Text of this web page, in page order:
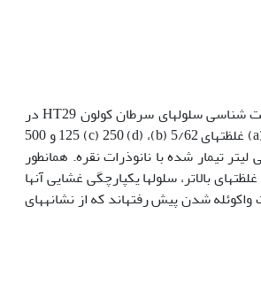
شکل3: تغییرات ریخت شناسی سلول‫های سرطان کولون HT29 در
پلیت‫های گروه کنترل (a) غلظت‫های 5/62 (b)، 125 (c) 250 (d) و 500
(e) میکروگرم بر میلی لیتر تیمار شده با نانوذرات نقره. همان‫طور
که مشخص است، در غلظت‫های بالاتر، سلول‫ها یکپارچگی غشایی آن‫ها
از بین رفته و به‫سمت واکوئله شدن پیش رفته‫اند که از نشانه‫های